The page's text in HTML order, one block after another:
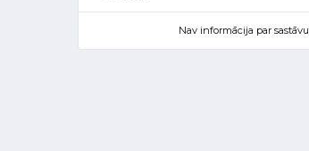
Nav informācija par sastāvu